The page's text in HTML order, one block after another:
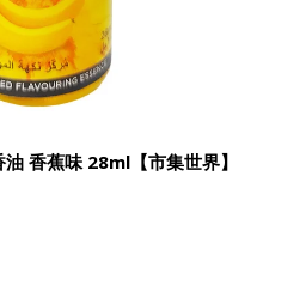
香蕉味 28ml【市集世界】